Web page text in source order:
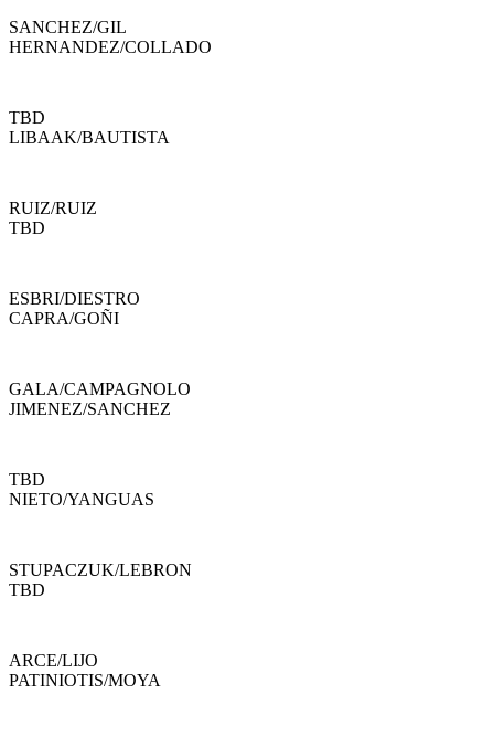
SANCHEZ/GIL
HERNANDEZ/COLLADO
TBD
LIBAAK/BAUTISTA
RUIZ/RUIZ
TBD
ESBRI/DIESTRO
CAPRA/GOÑI
GALA/CAMPAGNOLO
JIMENEZ/SANCHEZ
TBD
NIETO/YANGUAS
STUPACZUK/LEBRON
TBD
ARCE/LIJO
PATINIOTIS/MOYA